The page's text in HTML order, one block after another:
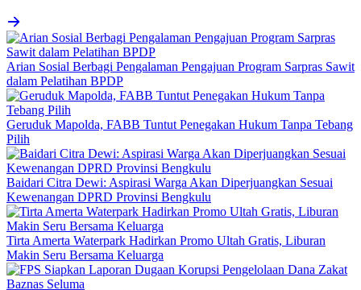
Arian Sosial Berbagi Pengalaman Pengajuan Program Sarpras Sawit
dalam Pelatihan BPDP
Geruduk Mapolda, FABB Tuntut Penegakan Hukum Tanpa Tebang
Pilih
Baidari Citra Dewi: Aspirasi Warga Akan Diperjuangkan Sesuai
Kewenangan DPRD Provinsi Bengkulu
Tirta Amerta Waterpark Hadirkan Promo Ultah Gratis, Liburan
Makin Seru Bersama Keluarga